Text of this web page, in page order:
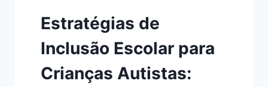
Estratégias de
Inclusão Escolar para
Crianças Autistas: